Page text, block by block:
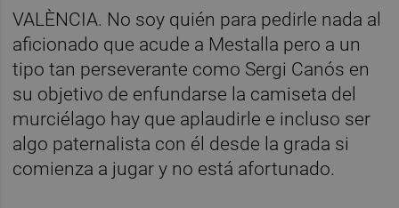
VALÈNCIA. No soy quién para pedirle nada al
aficionado que acude a Mestalla pero a un
tipo tan perseverante como Sergi Canós en
su objetivo de enfundarse la camiseta del
murciélago hay que aplaudirle e incluso ser
algo paternalista con él desde la grada si
comienza a jugar y no está afortunado.